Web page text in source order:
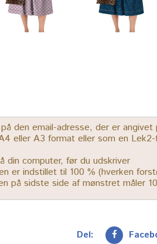
den email-adresse, der er
eller A3 format eller som en
din computer, før du udskriver
er indstillet til 100 % (hverken
på sidste side af mønstret måler
Del: